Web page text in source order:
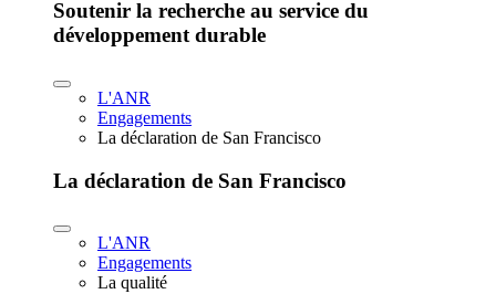
Soutenir la recherche au service du
développement durable
L'ANR
Engagements
La déclaration de San Francisco
La déclaration de San Francisco
L'ANR
Engagements
La qualité